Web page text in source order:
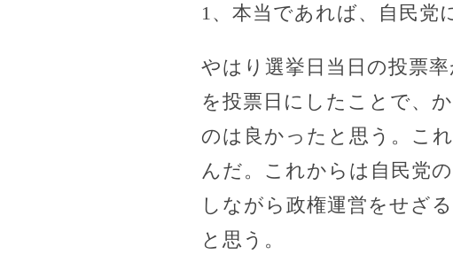
1、本当であれば、自民党
やはり選挙日当日の投票
を投票日にしたことで、
のは良かったと思う。こ
んだ。これからは自民党
しながら政権運営をせざ
と思う。